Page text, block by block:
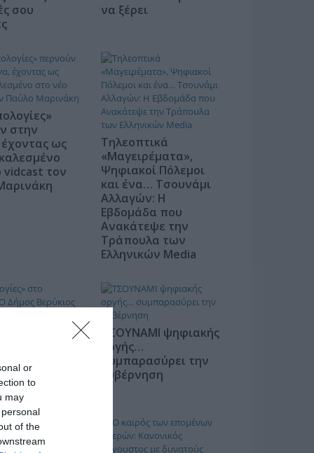
or
to
may
of the
σου
να ξέρει
στην
έχοντας ως
vidcast τον
Τηλεοπτικά
«Μαγειρέματα»,
Ψηφιακοί Πόλεμοι
και ένα… Τσουνάμι
Αλλαγών: Η
Εβδομάδα που
Ανακάτεψε την
Τράπουλα των
Ελληνικών Media
ανοίγει τα
– Vidcast
ΤΣΟΥΝΑΜΙ ψηφιακής
οργής…
συμπαρασύρει την
κυβέρνηση